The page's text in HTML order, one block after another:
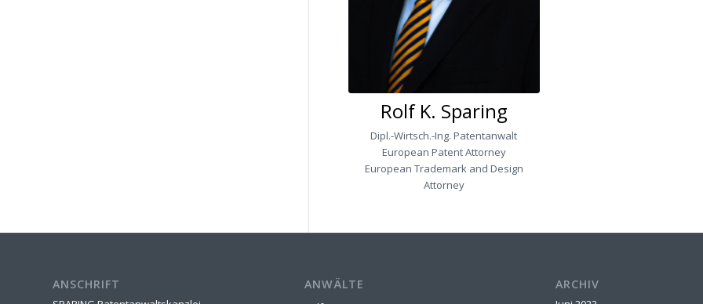
Rolf K. Sparing
Dipl.-Wirtsch.-Ing. Patentanwalt
European Patent Attorney
European Trademark and Design
Attorney
ANSCHRIFT ANWÄLTE ARCHIV